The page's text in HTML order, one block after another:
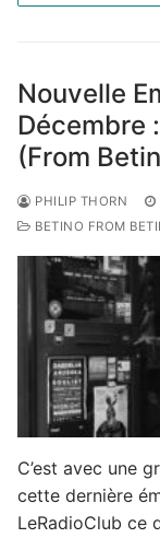
Nouvelle
Décembre
(From
PHILIP THORN
BETINO FROM
C’est avec une
cette dernière
LeRadioClub ce